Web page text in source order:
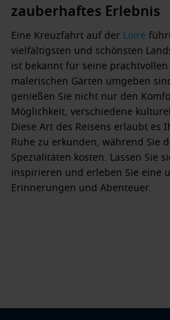
zauberhaftes Erlebnis
Eine Kreuzfahrt auf der Loire
vielfältigsten und schönsten
ist bekannt für seine prachtvollen
malerischen Gärten umgeben
genießen Sie nicht nur den
Möglichkeit, verschiedene
Diese Art des Reisens erlaubt es
Ruhe zu erkunden, während Sie
Spezialitäten kosten. Lassen Sie
inspirieren und erleben Sie eine
Erinnerungen und Abenteuer.